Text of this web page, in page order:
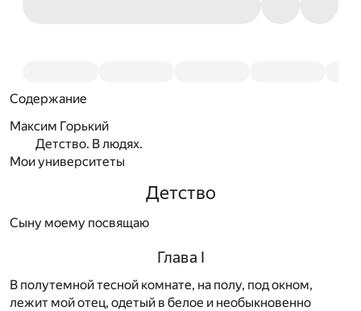
Содержание
Максим Горький
Детство. В людях.
Мои университеты
Детство
Сыну моему посвящаю
Глава I
В полутемной тесной комнате, на полу, под окном,
лежит мой отец, одетый в белое и необыкновенно